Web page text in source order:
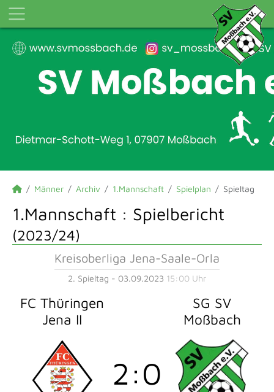
Männer Archiv 1.Mannschaft Spielplan Spieltag
1.Mannschaft : Spielbericht
(2023/24)
Kreisoberliga Jena-Saale-Orla
2. Spieltag - 03.09.2023 15:00 Uhr
FC Thüringen
Jena II
SG SV
Moßbach
2:0